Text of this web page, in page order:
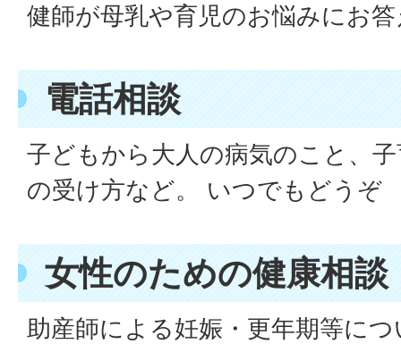
健師が母乳や育児のお悩みにお
電話相談
子どもから大人の病気のこと、
の受け方など。 いつでもどうぞ
女性のための健康相談
助産師による妊娠・更年期等に